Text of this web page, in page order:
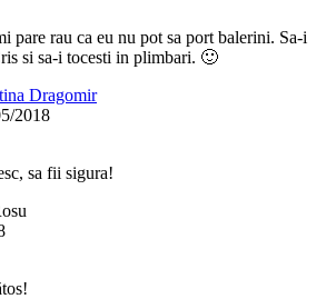
pare rau ca eu nu pot sa port balerini. Sa-i
si sa-i tocesti in plimbari. 🙂
Dragomir
2018
sa fii sigura!